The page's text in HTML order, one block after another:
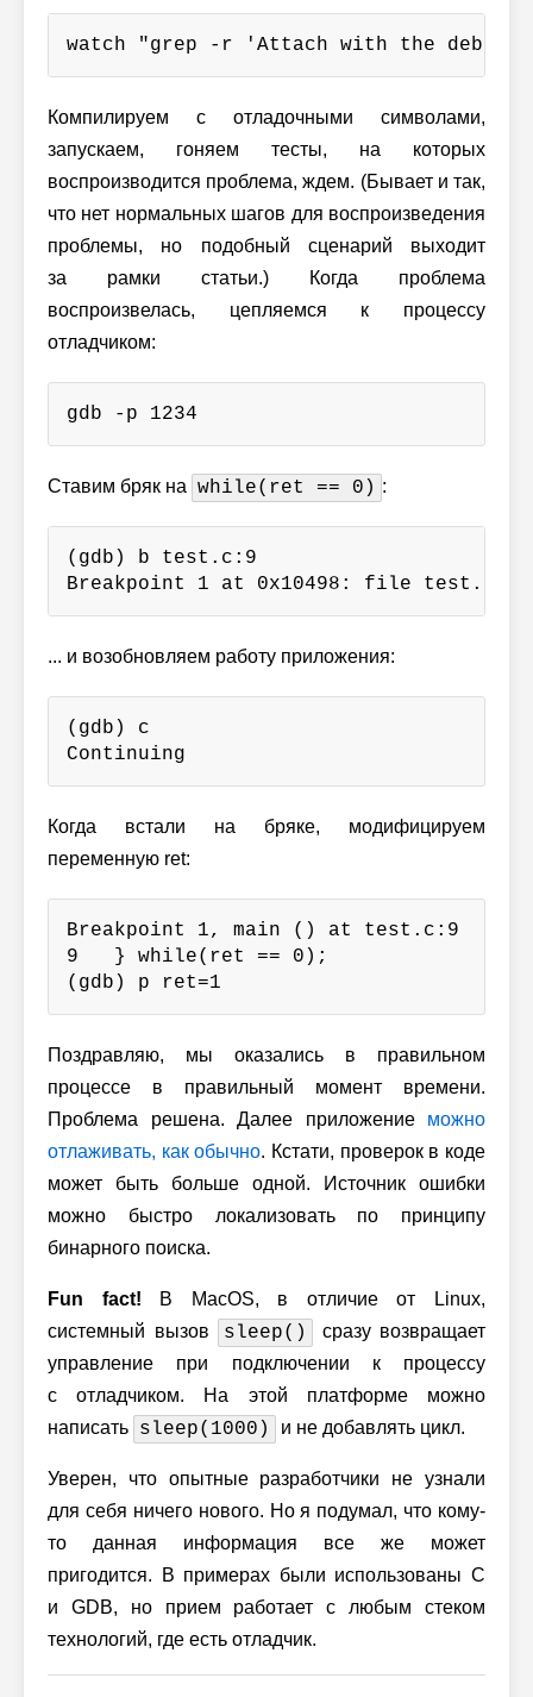
watch "grep -r 'Attach with the
Компилируем с отладочными символами,
запускаем, гоняем тесты, на которых
воспроизводится проблема, ждем. (Бывает и так,
что нет нормальных шагов для воспроизведения
проблемы, но подобный сценарий выходит
за рамки статьи.) Когда проблема
воспроизвелась, цепляемся к процессу
отладчиком:
gdb -p 1234
Ставим бряк на while(ret == 0) :
(gdb) b test.c:9
Breakpoint 1 at 0x10498: file test.c,
... и возобновляем работу приложения:
(gdb) c
Continuing
Когда встали на бряке, модифицируем
переменную ret:
Breakpoint 1, main () at test.c:9
9   } while(ret == 0);
(gdb) p ret=1
Поздравляю, мы оказались в правильном
процессе в правильный момент времени.
Проблема решена. Далее приложение можно
отлаживать, как обычно. Кстати, проверок в коде
может быть больше одной. Источник ошибки
можно быстро локализовать по принципу
бинарного поиска.
Fun fact! В MacOS, в отличие от Linux,
системный вызов
sleep()
сразу возвращает
управление при подключении к процессу
с отладчиком. На этой платформе можно
написать sleep(1000) и не добавлять цикл.
Уверен, что опытные разработчики не узнали
для себя ничего нового. Но я подумал, что кому-
то данная информация все же может
пригодится. В примерах были использованы C
и GDB, но прием работает с любым стеком
технологий, где есть отладчик.